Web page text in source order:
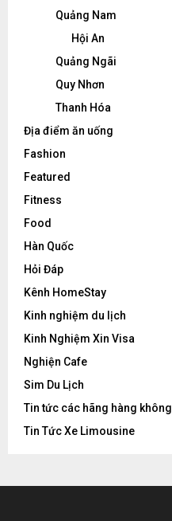
Quảng Nam
Hội An
Quảng Ngãi
Quy Nhơn
Thanh Hóa
Địa điểm ăn uống
Fashion
Featured
Fitness
Food
Hàn Quốc
Hỏi Đáp
Kênh HomeStay
Kinh nghiệm du lịch
Kinh Nghiệm Xin Visa
Nghiện Cafe
Sim Du Lịch
Tin tức các hãng hàng không
Tin Tức Xe Limousine